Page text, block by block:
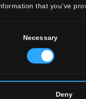
that you’ve
Necessary
Deny